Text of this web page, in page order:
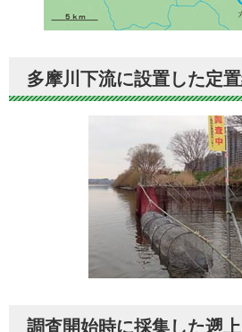
多摩川下流に設置した定
調査開始時に採集した遡